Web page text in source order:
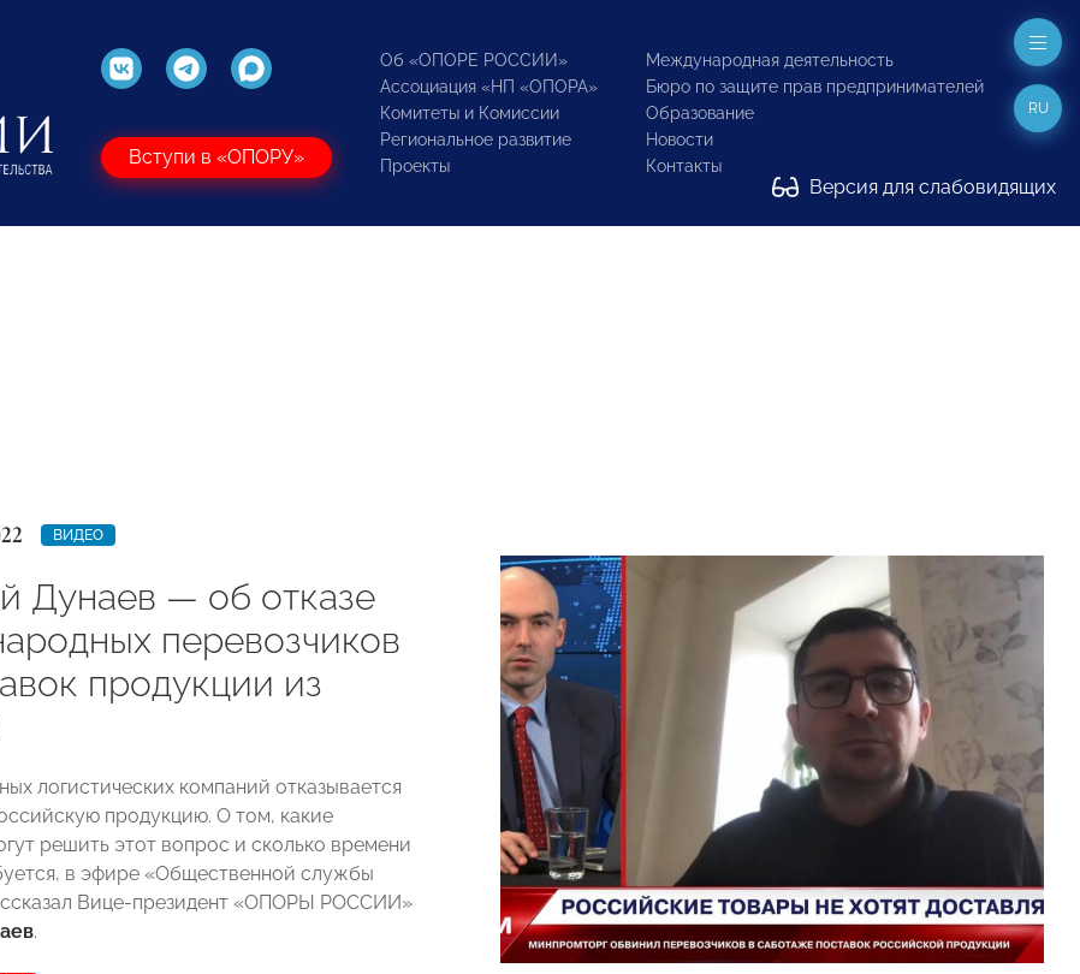
Вступи в «ОПОРУ»
Об «ОПОРЕ РОССИИ»
Ассоциация «НП «ОПОРА»
Комитеты и Комиссии
Региональное развитие
Проекты
Международная деятельность
Бюро по защите прав предпринимателей
Образование
Новости
Контакты
Версия для слабовидящих
RU
ВИДЕО
Дунаев — об отказе
перевозчиков
продукции из
логистических компаний отказывается
продукцию. О том, какие
решить этот вопрос и сколько времени
в эфире «Общественной службы
Вице-президент «ОПОРЫ РОССИИ»
.